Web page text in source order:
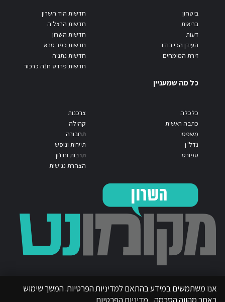
ביטחון
בריאות
דעות
העידן הכי בודד
זירת המומחים
חדשות הוד השרון
חדשות הרצליה
חדשות השרון
חדשות כפר סבא
חדשות נתניה
חדשות פרדס חנה כרכור
כל מה שמעניין
כלכלה
כתבה ראשית
משפטי
נדל"ן
ספורט
צרכנות
קהילה
תחבורה
תיירות ונופש
תרבות וחינוך
הצהרת נגישות
אנו משתמשים במידע בהתאם למדיניות הפרטיות. המשך שימוש